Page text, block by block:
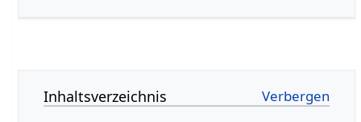
Inhaltsverzeichnis